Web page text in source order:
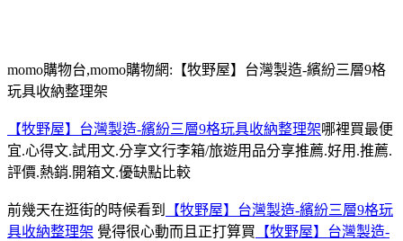
momo購物台,momo購物網:【牧野屋】台灣製造-繽紛三層9格
玩具收納整理架
【牧野屋】台灣製造-繽紛三層9格玩具收納整理架哪裡買最便
宜.心得文.試用文.分享文行李箱/旅遊用品分享推薦.好用.推薦.
評價.熱銷.開箱文.優缺點比較
前幾天在逛街的時候看到
【牧野屋】台灣製造-繽紛三層9格玩
具收納整理架 覺得很心動而且正打算買 【牧野屋】台灣製造-